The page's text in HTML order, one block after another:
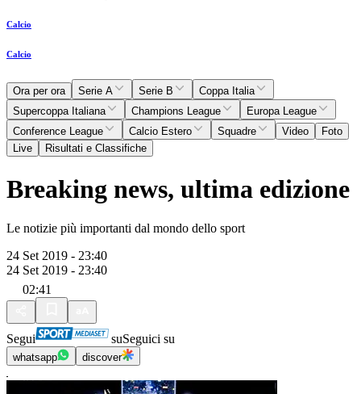
Calcio
Calcio
Ora per ora Serie A Serie B
Coppa Italia
Supercoppa Italiana
Champions League
Europa League
Conference League
Calcio Estero Squadre Video
Foto
Live
Risultati e Classifiche
Breaking news, ultima edizione
Le notizie più importanti dal mondo dello sport
24 Set 2019 - 23:40
24 Set 2019 - 23:40
02:41
Segui suSeguici su
whatsapp discover